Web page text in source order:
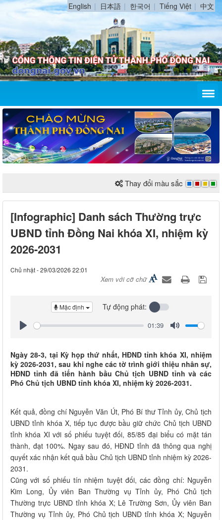
English 日本語 한국어 Tiếng Việt 中文
Thay đổi màu sắc
[Infographic] Danh sách Thường trực
UBND tỉnh Đồng Nai khóa XI, nhiệm kỳ
2026-2031
Chủ nhật - 29/03/2026 22:01
Xem với cỡ chữ
01:39
Mặc định Tự động phát:
Ngày 28-3, tại Kỳ họp thứ nhất, HĐND tỉnh khóa XI, nhiệm
kỳ 2026-2031, sau khi nghe các tờ trình giới thiệu nhân sự,
HĐND tỉnh đã tiến hành bầu Chủ tịch UBND tỉnh và các
Phó Chủ tịch UBND tỉnh khóa XI, nhiệm kỳ 2026-2031.
Kết quả, đồng chí Nguyễn Văn Út, Phó Bí thư Tỉnh ủy, Chủ tịch
UBND tỉnh khóa X, tiếp tục được bầu giữ chức Chủ tịch UBND
tỉnh khóa XI với số phiếu tuyệt đối, 85/85 đại biểu có mặt tán
thành, đạt 100%. Ngay sau đó, HĐND tỉnh đã thông qua nghị
quyết xác nhận kết quả bầu Chủ tịch UBND tỉnh nhiệm kỳ 2026-
2031.
Cũng với số phiếu tín nhiệm tuyệt đối, các đồng chí: Nguyễn
Kim Long, Ủy viên Ban Thường vụ Tỉnh ủy, Phó Chủ tịch
Thường trực UBND tỉnh khóa X; Lê Trường Sơn, Ủy viên Ban
Thường vụ Tỉnh ủy, Phó Chủ tịch UBND tỉnh khóa X; Nguyễn